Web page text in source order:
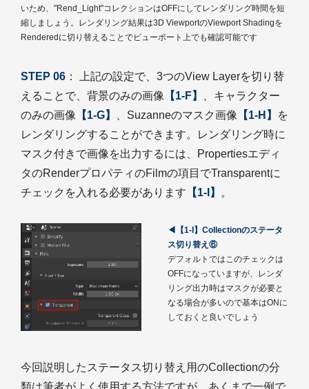
いため、"Rend_Light"コレクションはOFFにしてレンダリング時間を短
縮しましょう。レンダリング結果は3D ViewportのViewport Shadingを
Renderedに切り替えることでビューポート上でも確認可能です
STEP 06 ： 上記の設定で、3つのView Layerを切り替
えることで、背景のみの画像 【1-F】
、キャラクター
のみの画像 【1-G】 、Suzanneのマスク画像 【1-H】
を
レンダリングすることができます。レンダリング時に
マスク付きで画像を出力するには、Propertiesエディ
タのRenderプロパティのFilmの項目でTransparentに
チェックを入れる必要があります 【1-I】 。
◀【1-I】Collectionのステータ
ス切り替え⑥
デフォルトではこのチェックは
OFFになっていますが、レンダ
リング出力時はマスクが必要と
なる場合が多いので基本はONに
しておくと良いでしょう
今回説明したステータス切り替え用のCollectionの分